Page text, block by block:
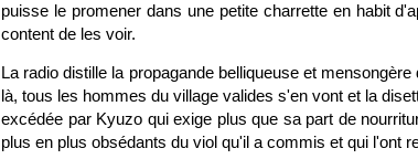
puisse le promener dans une petite charrette en habit
content de les voir.
La radio distille la propagande belliqueuse et
là, tous les hommes du village valides s'en vont et la
excédée par Kyuzo qui exige plus que sa part de
plus en plus obsédants du viol qu'il a commis et qui l'ont